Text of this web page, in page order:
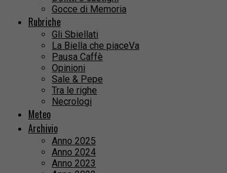
Gocce di Memoria
Rubriche
Gli Sbiellati
La Biella che piaceVa
Pausa Caffè
Opinioni
Sale & Pepe
Tra le righe
Necrologi
Meteo
Archivio
Anno 2025
Anno 2024
Anno 2023